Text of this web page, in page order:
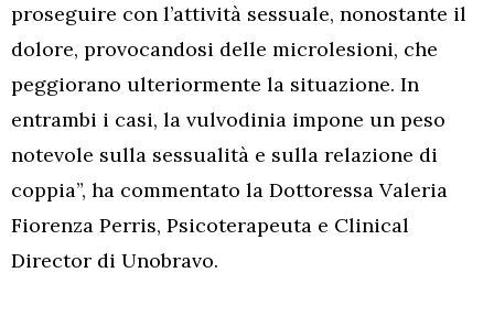
proseguire con l’attività sessuale, nonostante il
dolore, provocandosi delle microlesioni, che
peggiorano ulteriormente la situazione. In
entrambi i casi, la vulvodinia impone un peso
notevole sulla sessualità e sulla relazione di
coppia”, ha commentato la Dottoressa Valeria
Fiorenza Perris, Psicoterapeuta e Clinical
Director di Unobravo.